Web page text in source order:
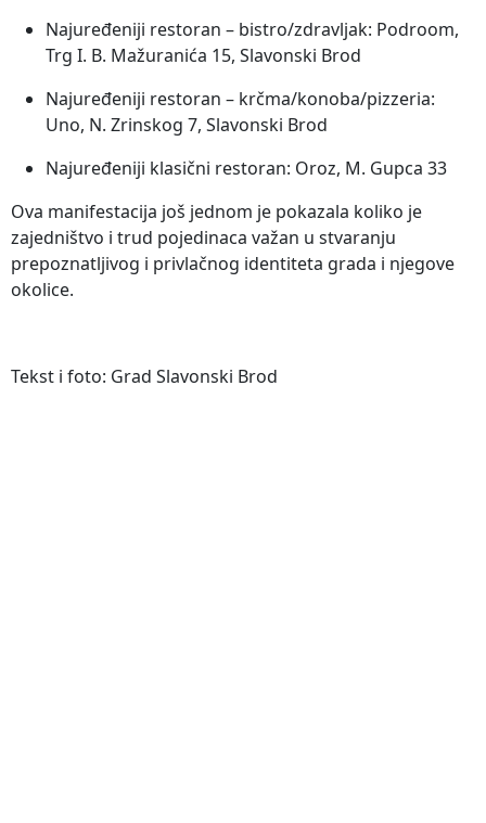
Najuređeniji restoran – bistro/zdravljak: Podroom,
Trg I. B. Mažuranića 15, Slavonski Brod
Najuređeniji restoran – krčma/konoba/pizzeria:
Uno, N. Zrinskog 7, Slavonski Brod
Najuređeniji klasični restoran: Oroz, M. Gupca 33
Ova manifestacija još jednom je pokazala koliko je
zajedništvo i trud pojedinaca važan u stvaranju
prepoznatljivog i privlačnog identiteta grada i njegove
okolice.
Tekst i foto: Grad Slavonski Brod